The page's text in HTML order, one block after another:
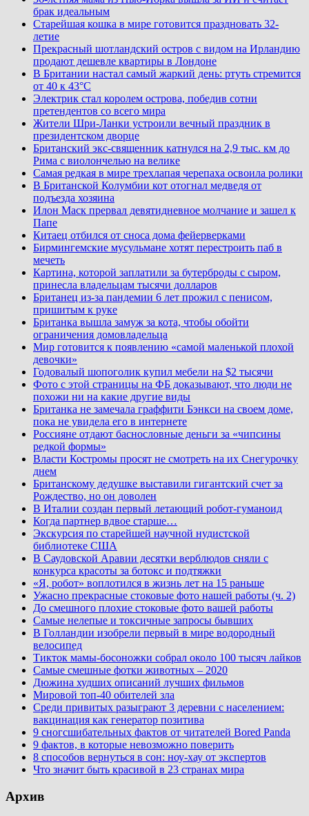
брак идеальным
Старейшая кошка в мире готовится праздновать 32-
летие
Прекрасный шотландский остров с видом на Ирландию
продают дешевле квартиры в Лондоне
В Британии настал самый жаркий день: ртуть стремится
от 40 к 43°C
Электрик стал королем острова, победив сотни
претендентов со всего мира
Жители Шри-Ланки устроили вечный праздник в
президентском дворце
Британский экс-священник катнулся на 2,9 тыс. км до
Рима с виолончелью на велике
Самая редкая в мире трехлапая черепаха освоила ролики
В Британской Колумбии кот отогнал медведя от
подъезда хозяина
Илон Маск прервал девятидневное молчание и зашел к
Папе
Китаец отбился от сноса дома фейерверками
Бирмингемские мусульмане хотят перестроить паб в
мечеть
Картина, которой заплатили за бутерброды с сыром,
принесла владельцам тысячи долларов
Британец из-за пандемии 6 лет прожил с пенисом,
пришитым к руке
Британка вышла замуж за кота, чтобы обойти
ограничения домовладельца
Мир готовится к появлению «самой маленькой плохой
девочки»
Годовалый шопоголик купил мебели на $2 тысячи
Фото с этой страницы на ФБ доказывают, что люди не
похожи ни на какие другие виды
Британка не замечала граффити Бэнкси на своем доме,
пока не увидела его в интернете
Россияне отдают баснословные деньги за «чипсины
редкой формы»
Власти Костромы просят не смотреть на их Снегурочку
днем
Британскому дедушке выставили гигантский счет за
Рождество, но он доволен
В Италии создан первый летающий робот-гуманоид
Когда партнер вдвое старше…
Экскурсия по старейшей научной нудистской
библиотеке США
В Саудовской Аравии десятки верблюдов сняли с
конкурса красоты за ботокс и подтяжки
«Я, робот» воплотился в жизнь лет на 15 раньше
Ужасно прекрасные стоковые фото нашей работы (ч. 2)
До смешного плохие стоковые фото вашей работы
Самые нелепые и токсичные запросы бывших
В Голландии изобрели первый в мире водородный
велосипед
Тикток мамы-босоножки собрал около 100 тысяч лайков
Самые смешные фотки животных – 2020
Дюжина худших описаний лучших фильмов
Мировой топ-40 обителей зла
Среди привитых разыграют 3 деревни с населением:
вакцинация как генератор позитива
9 сногсшибательных фактов от читателей Bored Panda
9 фактов, в которые невозможно поверить
8 способов вернуться в сон: ноу-хау от экспертов
Что значит быть красивой в 23 странах мира
Архив